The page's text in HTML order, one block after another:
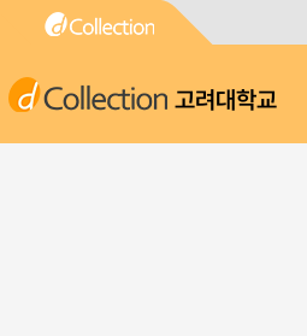
고려대학교